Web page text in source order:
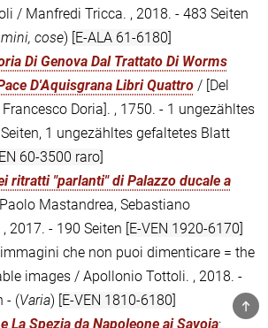
/ Manfredi Tricca. , 2018. - 483 Seiten
cose) [E-ALA 61-6180]
Di Genova Dal Trattato Di Worms
D'Aquisgrana Libri Quattro / [Del
Doria]. , 1750. - 1 ungezähltes
1 ungezähltes gefaltetes Blatt
60-3500 raro]
ritratti "parlanti" di Palazzo ducale a
Mastandrea, Sebastiano
2017. - 190 Seiten [E-VEN 1920-6170]
che non puoi dimenticare = the
images / Apollonio Tottoli. , 2018. -
- (Varia) [E-VEN 1810-6180]
La Spezia da Napoleone ai Savoia:
TOP